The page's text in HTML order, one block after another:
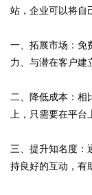
站，企业可以将自
一、拓展市场：免
力、与潜在客户建
二、降低成本：相
上，只需要在平台
三、提升知名度：
持良好的互动，有